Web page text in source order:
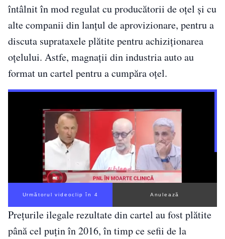
întâlnit în mod regulat cu producătorii de oțel și cu
alte companii din lanțul de aprovizionare, pentru a
discuta suprataxele plătite pentru achiziționarea
oțelului. Astfe, magnații din industria auto au
format un cartel pentru a cumpăra oțel.
Următorul videoclip în 3 Anulează
Prețurile ilegale rezultate din cartel au fost plătite
până cel puțin în 2016, în timp ce sefii de la